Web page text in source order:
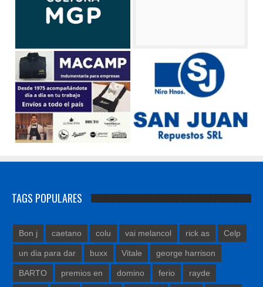
TAGS POPULARES
Bon j caetano colu vai melancol rick as Celp
un dia para dar buxx Vitale george harrison
BARTO premios en domino ferio rayde